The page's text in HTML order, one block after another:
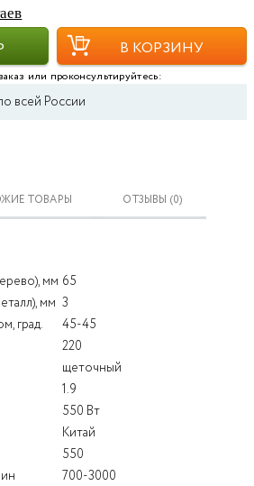
В КОРЗИНУ
или проконсультируйтесь:
всей России
ТОВАРЫ ОТЗЫВЫ (0)
мм 65
мм 3
град.
45-45
220
щеточный
1.9
550 Вт
Китай
550
700-3000